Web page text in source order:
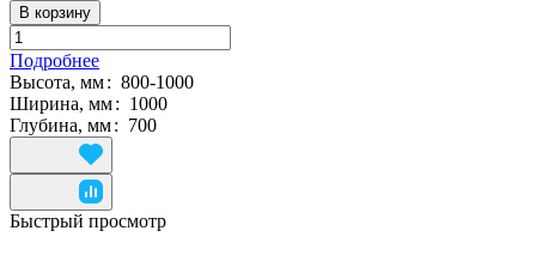
В корзину
Подробнее
Высота, мм: 800-1000
Ширина, мм: 1000
Глубина, мм: 700
Быстрый просмотр